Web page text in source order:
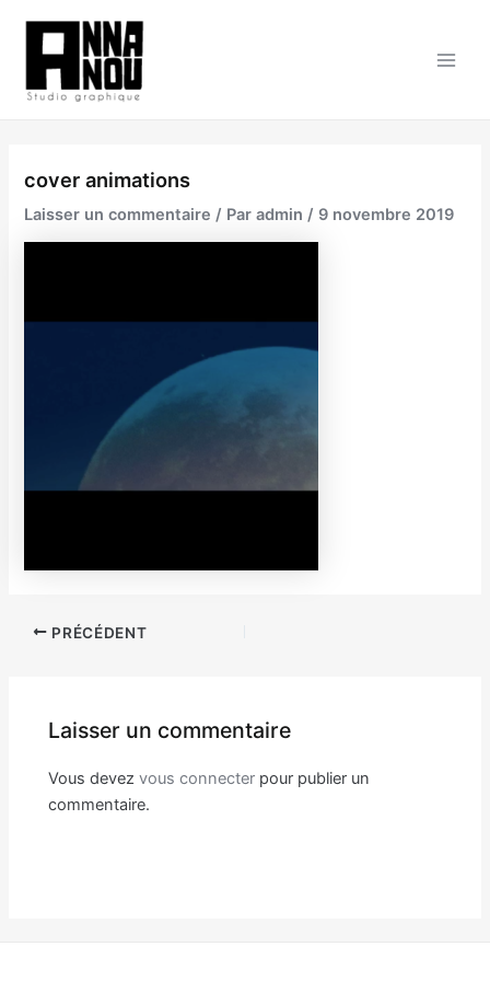
contenu
cover animations
Laisser un commentaire / Paradmin/ 9 novembre 2019
NavigationPRÉCÉDENT
Laisser un commentaire
Vous devezvous connecter pour publier un
commentaire.